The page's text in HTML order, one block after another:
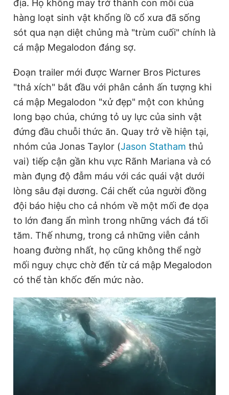
địa. Họ không may trở thành con mồi của
hàng loạt sinh vật khổng lồ cổ xưa đã sống
sót qua nạn diệt chủng mà "trùm cuối" chính là
cá mập Megalodon đáng sợ.
Đoạn trailer mới được Warner Bros Pictures
"thả xích" bắt đầu với phân cảnh ấn tượng khi
cá mập Megalodon "xử đẹp" một con khủng
long bạo chúa, chứng tỏ uy lực của sinh vật
đứng đầu chuỗi thức ăn. Quay trở về hiện tại,
nhóm của Jonas Taylor (Jason Statham thủ
vai) tiếp cận gần khu vực Rãnh Mariana và có
màn đụng độ đẫm máu với các quái vật dưới
lòng sâu đại dương. Cái chết của người đồng
đội báo hiệu cho cả nhóm về một mối đe dọa
to lớn đang ẩn mình trong những vách đá tối
tăm. Thế nhưng, trong cả những viễn cảnh
hoang đường nhất, họ cũng không thể ngờ
mối nguy chực chờ đến từ cá mập Megalodon
có thể tàn khốc đến mức nào.